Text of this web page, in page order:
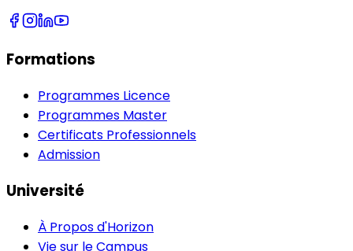
Formations
Programmes Licence
Programmes Master
Certificats Professionnels
Admission
Université
À Propos d'Horizon
Vie sur le Campus